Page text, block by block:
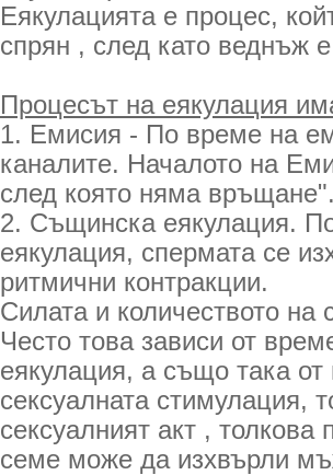
Еякулацията е процес,
спрян , след като веднъж
Процесът на еякулация
1. Емисия - По време на
каналите. Началото на
след която няма връщане".
2. Същинска еякулация.
еякулация, спермата се
ритмични контракции.
Силата и количеството
Често това зависи от
еякулация, а също така
сексуалната стимулация,
сексуалният акт ,
семе може да изхвърли